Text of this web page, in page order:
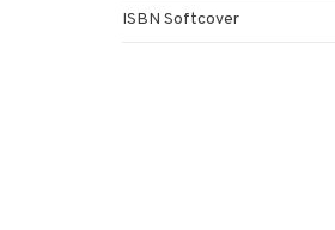
ISBN Softcover